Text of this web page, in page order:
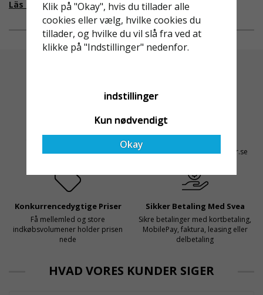
säkerhetslösningar föll
valet på
Ställningsprodukter.se.
Med daglig verksamhet på
med en leverantör som
Läs mer om varför Derome väljer oss
från EU i skrivande stund,
men detta kommer det bli
ändring på. Från och med
2025 träder nya
lagervarer
kontakt@stallningsprodukter.se
Konkurrencedygtige Priser
Få mellemled og store
indkøbsvolumener holder prisen
nede
Sikker Betaling Med Svea
Sikre betalinger med kortbetaling,
MobilePay, faktura, leasing eller
delbetaling
HVAD VORES KUNDER SIGER
Klik på "Okay", hvis du tillader alle
cookies eller vælg, hvilke cookies du
tillader, og hvilke du vil slå fra ved at
klikke på "Indstillinger" nedenfor.
indstillinger
Kun nødvendigt
Okay